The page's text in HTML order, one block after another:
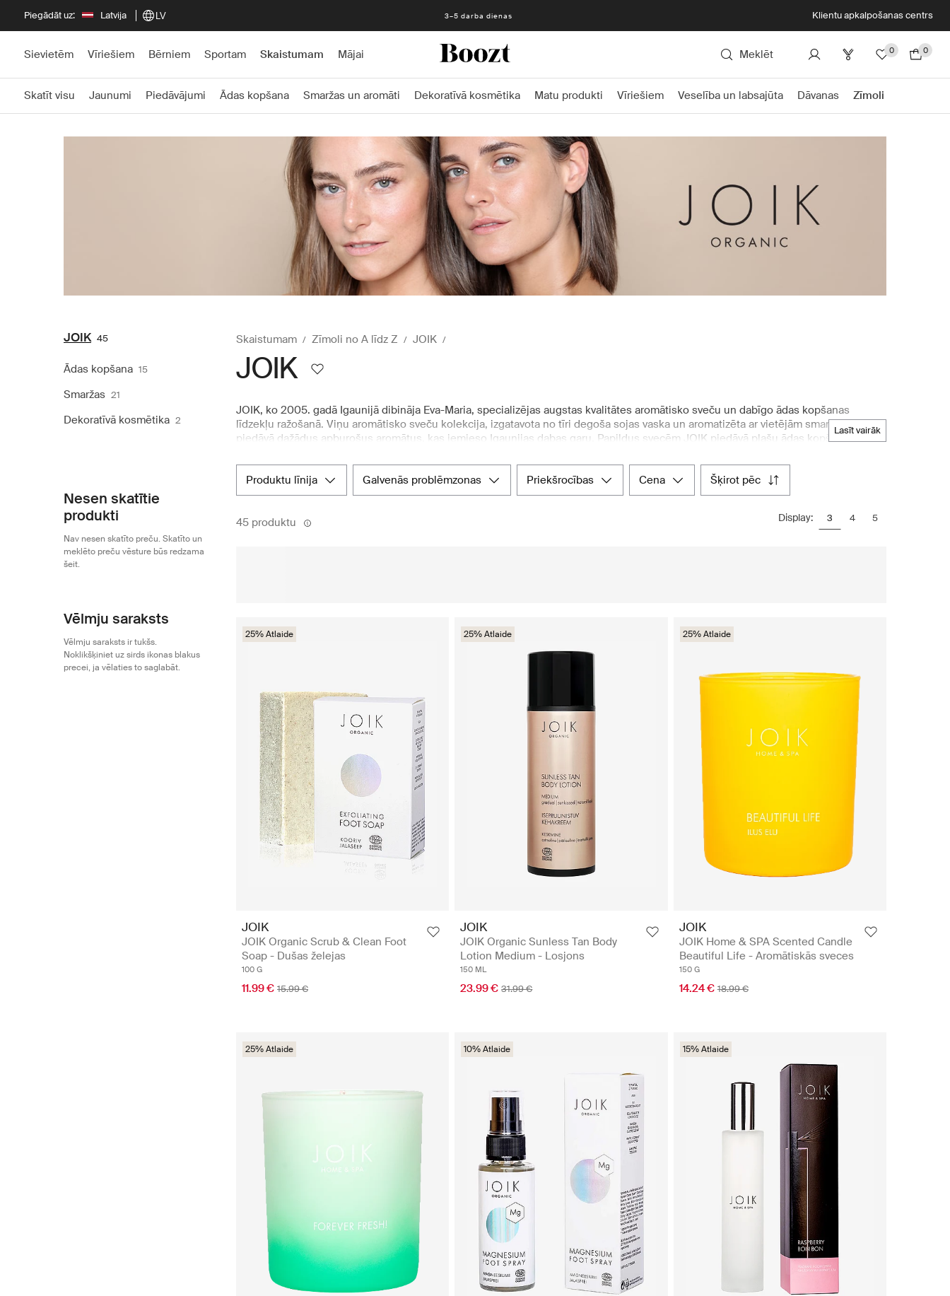
Piegādāt uz: Latvija LV 3–5 darba dienas Klientu apkalpošanas centrs
Sievietēm Vīriešiem Bērniem Sportam Skaistumam Mājai Meklēt 0 0
Skatīt visu Jaunumi Piedāvājumi Ādas kopšana Smaržas un aromāti Dekoratīvā kosmētika Matu produkti Vīriešiem Veselība un labsajūta Dāvanas Zīmoli
JOIK 45
Ādas kopšana 15
Smaržas 21
Dekoratīvā kosmētika 2
Nesen skatītie
produkti
Nav nesen skatīto preču. Skatīto un
meklēto preču vēsture būs redzama
šeit.
Vēlmju saraksts
Vēlmju saraksts ir tukšs.
Noklikšķiniet uz sirds ikonas blakus
precei, ja vēlaties to saglabāt.
Skaistumam Zīmoli no A līdz Z JOIK
JOIK
lasīt vairāk
JOIK, ko 2005. gadā Igaunijā dibināja Eva-Maria, specializējas augstas kvalitātes aromātisko sveču un dabīgo ādas kopšanas
līdzekļu ražošanā. Viņu aromātisko sveču kolekcija, izgatavota no tīri degoša sojas vaska un aromatizēta ar vietējām smaržvielām,
piedāvā dažādus apburošus aromātus, kas iemieso Igaunijas dabas garu. Papildus svecēm JOIK piedāvā plašu ādas kopšanas
labākās izejvielas, nodrošinot, ka katrs produkts ir gan efektīvs, gan patīkams lietošanā. Turklāt JOIK pilnībā kontrolē ražošanas
procesu, garantējot visaugstāko kvalitāti un svaigumu. Ikvienam, kurš vēlas uzzināt vairāk par JOIK ražošanu, iepirkšanās vietnē
Boozt.com piedāvā ērtu un pieejamu platformu, kur viegli apskatīt un iegādāties populārākās JOIK sveces un ādas kopšanas
produktu līnija galvenās problēmzonas priekšrocības cena šķirot pēc
45 produktu Display: 3 4 5
25% Atlaide
JOIK
JOIK Organic Scrub & Clean Foot
Soap - Dušas želejas
100 G
11.99 € 15.99 €
25% Atlaide
JOIK
JOIK Organic Sunless Tan Body
Lotion Medium - Losjons
150 ML
23.99 € 31.99 €
25% Atlaide
JOIK
JOIK Home & SPA Scented Candle
Beautiful Life - Aromātiskās sveces
150 G
14.24 € 18.99 €
25% Atlaide 10% Atlaide 15% Atlaide